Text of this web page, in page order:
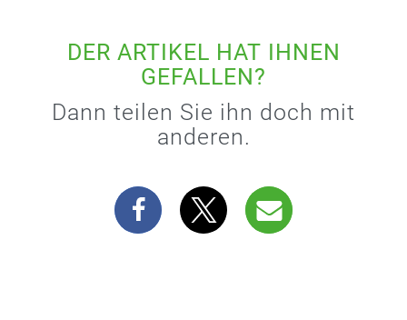
DER ARTIKEL HAT IHNEN
GEFALLEN?
Dann teilen Sie ihn doch mit
anderen.